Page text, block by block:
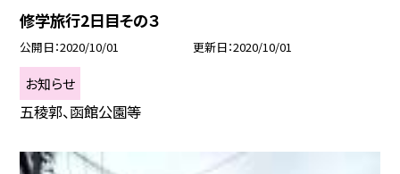
修学旅行2日目その３
公開日 2020/10/01 更新日 2020/10/01
お知らせ
五稜郭、函館公園等